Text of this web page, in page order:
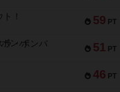
59 PT
！
51 PT
ラ・ボンバ
46 PT